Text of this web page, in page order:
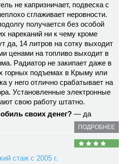
не капризничает, подвеска с
сглаживает неровности.
получается без особой
нареканий ни к чему кроме
да, 14 литров на сотку выходит
ценами на топливо выходит в
Радиатор не закипает даже в
горных подъемах в Крыму или
у него отлично срабатывает на
Установленные электронные
свою работу штатно.
своих денег? — да
ПОДРОБНЕЕ
стаж с 2005 г.